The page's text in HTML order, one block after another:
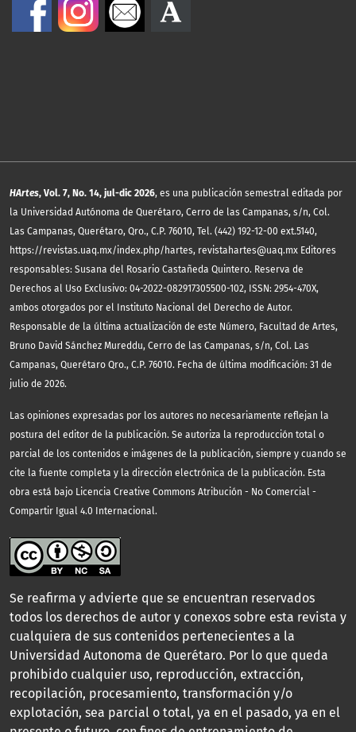
HArtes, Vol. 7, No. 14, jul-dic 2026, es una publicación semestral editada por
la Universidad Autónoma de Querétaro, Cerro de las Campanas, s/n, Col.
Las Campanas, Querétaro, Qro., C.P. 76010, Tel. (442) 192-12-00 ext.5140,
https://revistas.uaq.mx/index.php/hartes, revistahartes@uaq.mx Editores
responsables: Susana del Rosario Castañeda Quintero. Reserva de
Derechos al Uso Exclusivo: 04-2022-082917305500-102, ISSN: 2954-470X,
ambos otorgados por el Instituto Nacional del Derecho de Autor.
Responsable de la última actualización de este Número, Facultad de Artes,
Bruno David Sánchez Mureddu, Cerro de las Campanas, s/n, Col. Las
Campanas, Querétaro Qro., C.P. 76010. Fecha de última modificación: 31 de
julio de 2026.
Las opiniones expresadas por los autores no necesariamente reflejan la
postura del editor de la publicación. Se autoriza la reproducción total o
parcial de los contenidos e imágenes de la publicación, siempre y cuando se
cite la fuente completa y la dirección electrónica de la publicación. Esta
obra está bajo Licencia Creative Commons Atribución - No Comercial -
Compartir Igual 4.0 Internacional.
Se reafirma y advierte que se encuentran reservados
todos los derechos de autor y conexos sobre esta revista y
cualquiera de sus contenidos pertenecientes a la
Universidad Autonoma de Querétaro. Por lo que queda
prohibido cualquier uso, reproducción, extracción,
recopilación, procesamiento, transformación y/o
explotación, sea parcial o total, ya en el pasado, ya en el